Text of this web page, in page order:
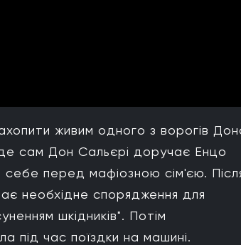
живим одного з ворогів
сам Дон Сальєрі доручає Енцо
себе перед мафіозною сім'єю.
необхідне спорядження для
шкідників". Потім
під час поїздки на машині.